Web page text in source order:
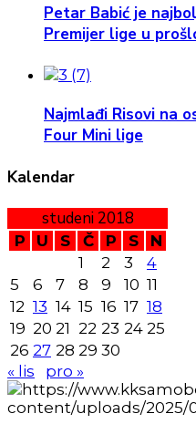
Petar Babić je
Premijer lige u
Najmlađi Risovi na
Four Mini lige
Kalendar
studeni 2018
P U S Č P S
N
1
2 3
4
5
6 7 8 9 10 11
12 13 14 15 16 17 18
19 20 21 22 23 24 25
26 27 28 29 30
« lis
pro »